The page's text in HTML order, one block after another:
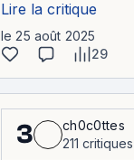
Lire la critique
le 25 août 2025
29
3
ch0c0ttes
211 critiques